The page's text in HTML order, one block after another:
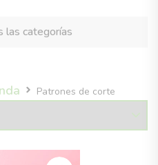
las categorías
Patrones de corte